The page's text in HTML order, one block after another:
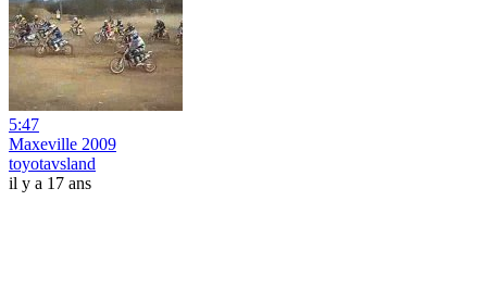
5:47
Maxeville 2009
toyotavsland
il y a 17 ans